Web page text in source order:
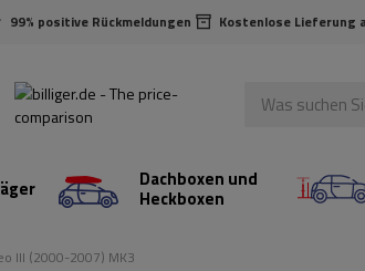
99% positive Rückmeldungen Kostenlose Lieferung
Dachboxen und
Heckboxen
III (2000-2007) MK3